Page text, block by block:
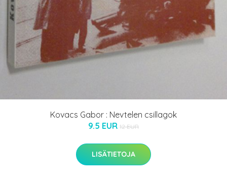
Kovacs Gabor : Nevtelen csillagok
9.5 EUR 12 EUR
LISÄTIETOJA